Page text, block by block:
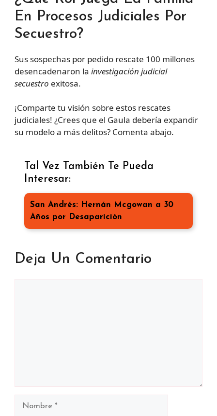
En Procesos Judiciales Por
Secuestro?
Sus sospechas por pedido rescate 100 millones
desencadenaron la investigación judicial
secuestro exitosa.
¡Comparte tu visión sobre estos rescates
judiciales! ¿Crees que el Gaula debería expandir
su modelo a más delitos? Comenta abajo.
Tal Vez También Te Pueda
Interesar:
San Andrés: Hernán Mcgowan a 30
Años por Desaparición
Deja Un Comentario
Nombre